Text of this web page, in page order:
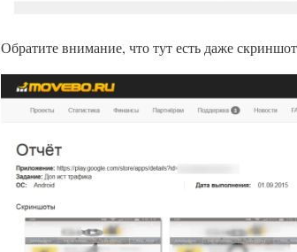
Обратите внимание, что тут есть даже